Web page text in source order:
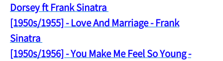
Dorsey ft Frank Sinatra
[1950s/1955] - Love And Marriage - Frank
Sinatra
[1950s/1956] - You Make Me Feel So Young -